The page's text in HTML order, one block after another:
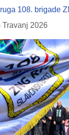
108. brigade
2026